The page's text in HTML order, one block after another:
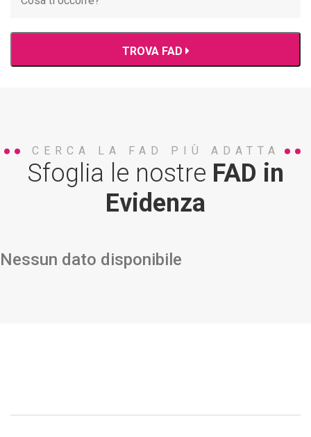
TROVA FAD
CERCA LA FAD PIÙ ADATTA
Sfoglia le nostre FAD in
Evidenza
Nessun dato disponibile